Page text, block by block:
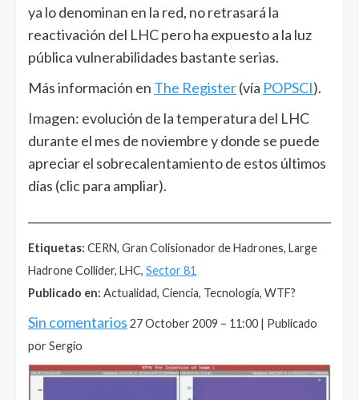
ya lo denominan en la red, no retrasará la
reactivación del LHC pero ha expuesto a la luz
pública vulnerabilidades bastante serias.
Más información en The Register(vía POPSCI).
Imagen: evolución de la temperatura del LHC
durante el mes de noviembre y donde se puede
apreciar el sobrecalentamiento de estos últimos
días (clic para ampliar).
Etiquetas: CERN, Gran Colisionador de Hadrones, Large
Hadrone Collider, LHC, Sector 81
Publicado en: Actualidad, Ciencia, Tecnología, WTF?
Sin comentarios 27 October 2009 – 11:00 | Publicado
por Sergio